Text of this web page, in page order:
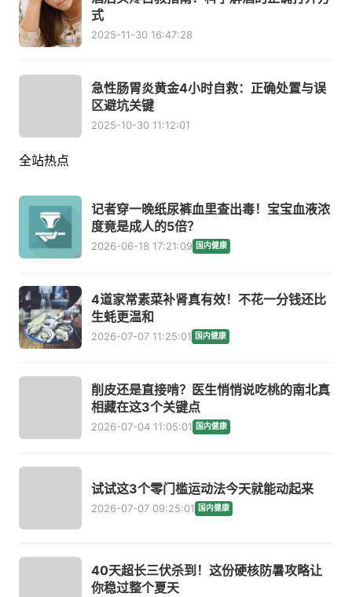
式
2025-11-30 16:47:28
急性肠胃炎黄金4小时自救：正确处置与误
区避坑关键
2025-10-30 11:12:01
全站热点
记者穿一晚纸尿裤血里查出毒！宝宝血液浓
度竟是成人的5倍？
2026-06-18 17:21:09 国内健康
4道家常素菜补肾真有效！不花一分钱还比
生蚝更温和
2026-07-07 11:25:01 国内健康
削皮还是直接啃？医生悄悄说吃桃的南北真
相藏在这3个关键点
2026-07-04 11:05:01 国内健康
试试这3个零门槛运动法今天就能动起来
2026-07-07 09:25:01 国内健康
40天超长三伏杀到！这份硬核防暑攻略让
你稳过整个夏天